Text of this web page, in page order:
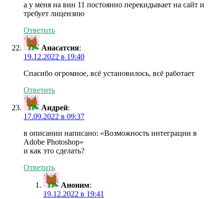
а у меня на вин 11 постоянно перекидывает на сайт и
требует лицензию
Ответить
Анасатсия:
19.12.2022 в 19:40
Спасибо огромное, всё установилось, всё работает
Ответить
Андрей:
17.09.2022 в 09:37
в описании написано: «Возможность интеграции в
Adobe Photoshop»
и как это сделать?
Ответить
Аноним:
19.12.2022 в 19:41